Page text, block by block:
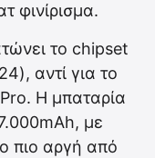
φινίρισμα.
το chipset
αντί για το
Η μπαταρία
με
πιο αργή από